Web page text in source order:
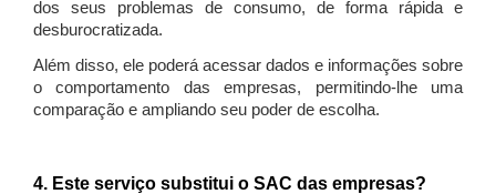
dos seus problemas de consumo, de forma rápida e
desburocratizada.
Além disso, ele poderá acessar dados e informações sobre
o comportamento das empresas, permitindo-lhe uma
comparação e ampliando seu poder de escolha.
4. Este serviço substitui o SAC das empresas?